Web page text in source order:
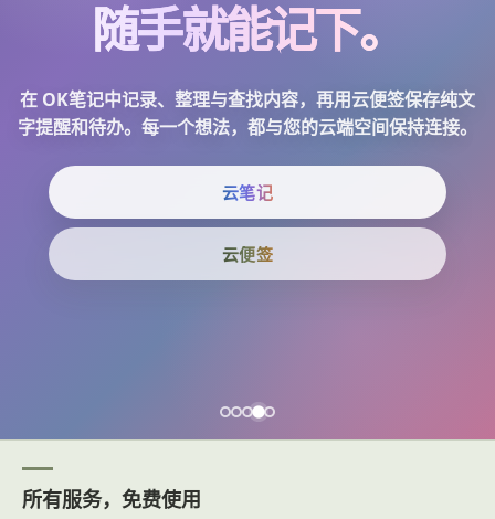
随手就能记下。
在 OK笔记中记录、整理与查找内容，再用云便签保存纯文
字提醒和待办。每一个想法，都与您的云端空间保持连接。
云笔记
云便签
所有服务，免费使用